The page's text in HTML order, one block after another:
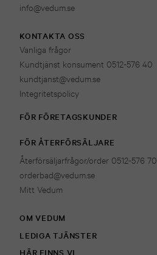
info@vedum.se
KONTAKTA OSS
Vanliga frågor
Kundtjänst konsument 0512-576 40
kundtjanst@vedum.se
Integritetspolicy
FÖR FÖRETAGSKUNDER
FÖR ÅTERFÖRSÄLJARE
Återförsäljarfrågor/order 0512-576 70
orderbad@vedum.se
Mitt Vedum
OM VEDUM
LEDIGA TJÄNSTER
HÄR FINNS VI